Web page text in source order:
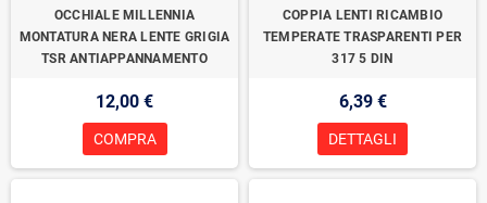
OCCHIALE MILLENNIA
MONTATURA NERA LENTE GRIGIA
TSR ANTIAPPANNAMENTO
12,00 €
COMPRA
COPPIA LENTI RICAMBIO
TEMPERATE TRASPARENTI PER
317 5 DIN
6,39 €
DETTAGLI